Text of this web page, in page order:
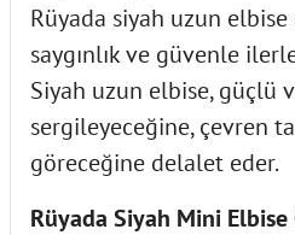
Rüyada siyah uzun
saygınlık ve güvenle
Siyah uzun elbise, güçlü
sergileyeceğine, çevren
göreceğine delalet eder.
Rüyada Siyah Mini Elbise